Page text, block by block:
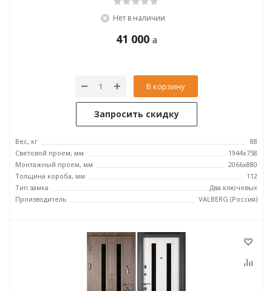
Нет в наличии
41 000
В корзину
Запросить скидку
Вес, кг
88
Световой проем, мм
1944x758
Монтажный проем, мм
2066x880
Толщина короба, мм
112
Тип замка
Два ключевых
Производитель
VALBERG (Россия)